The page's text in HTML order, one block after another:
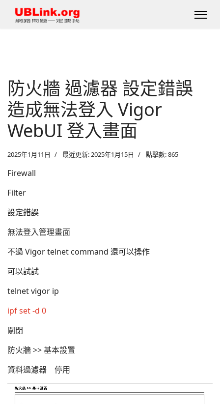
防火牆 過濾器 設定錯誤
造成無法登入 Vigor
WebUI 登入畫面
2025年1月11日 最近更新: 2025年1月15日 點擊數: 865
Firewall
Filter
設定錯誤
無法登入管理畫面
不過 Vigor telnet command 還可以操作
可以試試
telnet vigor ip
ipf set -d 0
關閉
防火牆 >> 基本設置
資料過濾器 停用